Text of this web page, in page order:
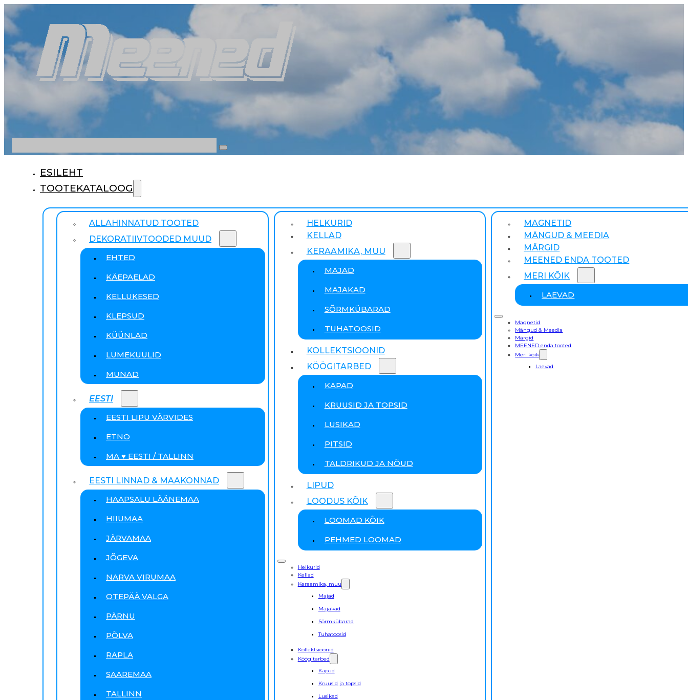
ESILEHT
TOOTEKATALOOG
ALLAHINNATUD TOOTED
DEKORATIIVTOODED MUUD
EHTED
KÄEPAELAD
KELLUKESED
KLEPSUD
KÜÜNLAD
LUMEKUULID
MUNAD
EESTI
EESTI LIPU VÄRVIDES
ETNO
MA ♥ EESTI / TALLINN
EESTI LINNAD & MAAKONNAD
HAAPSALU LÄÄNEMAA
HIIUMAA
JÄRVAMAA
JÕGEVA
NARVA VIRUMAA
OTEPÄÄ VALGA
PÄRNU
PÕLVA
RAPLA
SAAREMAA
TALLINN
HELKURID
KELLAD
KERAAMIKA, MUU
MAJAD
MAJAKAD
SÕRMKÜBARAD
TUHATOOSID
KOLLEKTSIOONID
KÖÖGITARBED
KAPAD
KRUUSID JA TOPSID
LUSIKAD
PITSID
TALDRIKUD JA NÕUD
LIPUD
LOODUS KÕIK
LOOMAD KÕIK
PEHMED LOOMAD
Helkurid
Kellad
Keraamika, muu
Majad
Majakad
Sõrmkübarad
Tuhatoosid
Kollektsioonid
Köögitarbed
Kapad
Kruusid ja topsid
Lusikad
MAGNETID
MÄNGUD & MEEDIA
MÄRGID
MEENED ENDA TOOTED
MERI KÕIK
LAEVAD
Magnetid
Mängud & Meedia
Märgid
MEENED enda tooted
Meri kõik
Laevad